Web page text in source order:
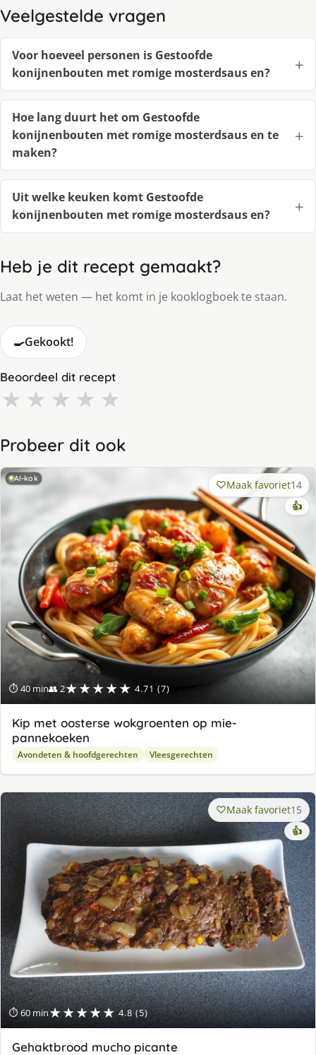
Veelgestelde vragen
Voor hoeveel personen is Gestoofde
konijnenbouten met romige mosterdsaus en?
Hoe lang duurt het om Gestoofde
konijnenbouten met romige mosterdsaus en te
maken?
Uit welke keuken komt Gestoofde
konijnenbouten met romige mosterdsaus en?
Heb je dit recept gemaakt?
Laat het weten — het komt in je kooklogboek te staan.
🍳Gekookt!
Beoordeel dit recept
★ ★ ★ ★ ★
Probeer dit ook
AI-kok
⏱ 40 min👥 2★★★★★ 4.71 (7)
Maak favoriet14
👍
Kip met oosterse wokgroenten op mie-
pannekoeken
Avondeten & hoofdgerechten Vleesgerechten
⏱ 60 min★★★★★ 4.8 (5)
Maak favoriet15
👍
Gehaktbrood mucho picante